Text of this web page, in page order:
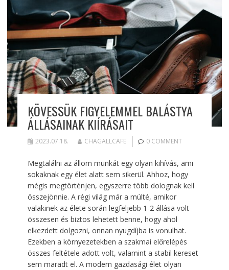
KÖVESSÜK FIGYELEMMEL BALÁSTYA
ÁLLÁSAINAK KIÍRÁSAIT
2023.07.18. CHAGALLCAFE 0 COMMENT
Megtalálni az állom munkát egy olyan kihívás, ami
sokaknak egy élet alatt sem sikerül. Ahhoz, hogy
mégis megtörténjen, egyszerre több dolognak kell
összejönnie. A régi világ már a múlté, amikor
valakinek az élete során legfeljebb 1-2 állása volt
összesen és biztos lehetett benne, hogy ahol
elkezdett dolgozni, onnan nyugdíjba is vonulhat.
Ezekben a környezetekben a szakmai előrelépés
összes feltétele adott volt, valamint a stabil kereset
sem maradt el. A modern gazdasági élet olyan